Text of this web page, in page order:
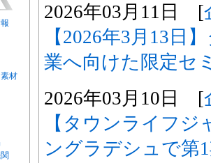
材
2026年03月11日 [
【2026年3月13日
業へ向けた限定セ
2026年03月10日 [
【タウンライフ
ングラデシュで第